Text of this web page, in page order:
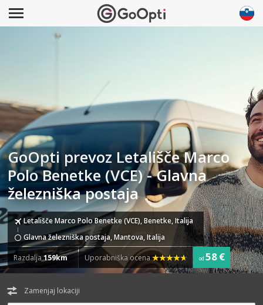
GoOpti prevoz Letališče Marco
Polo Benetke (VCE) - Glavna
železniška postaja
Letališče Marco Polo Benetke (VCE), Benetke, Italija
Glavna železniška postaja, Mantova, Italija
Razdalja159km Uporabniška ocena od 58 €
Zamenjaj lokaciji